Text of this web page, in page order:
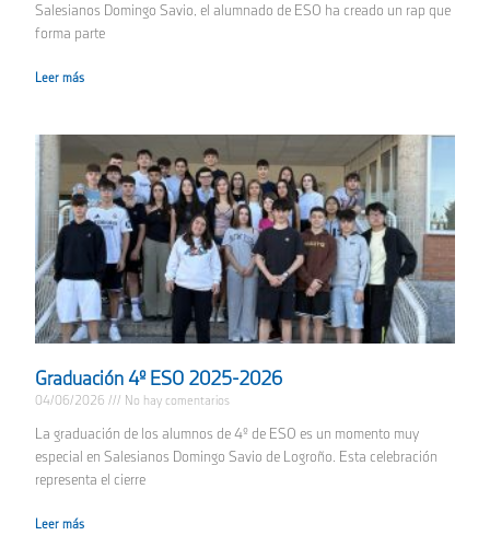
Salesianos Domingo Savio, el alumnado de ESO ha creado un rap que
forma parte
Leer más
Graduación 4º ESO 2025-2026
04/06/2026 No hay comentarios
La graduación de los alumnos de 4º de ESO es un momento muy
especial en Salesianos Domingo Savio de Logroño. Esta celebración
representa el cierre
Leer más